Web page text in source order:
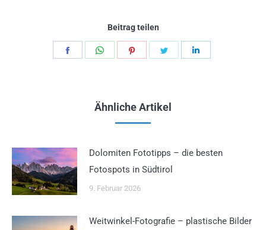
Beitrag teilen
Teilen
Teilen
Teilen
Ähnliche Artikel
Dolomiten Fototipps – die besten
Fotospots in Südtirol
9. Februar 2026
Weitwinkel-Fotografie – plastische Bilder